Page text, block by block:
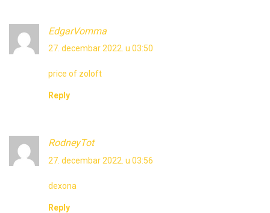
EdgarVomma
27. decembar 2022. u 03:50
price of zoloft
Reply
RodneyTot
27. decembar 2022. u 03:56
dexona
Reply